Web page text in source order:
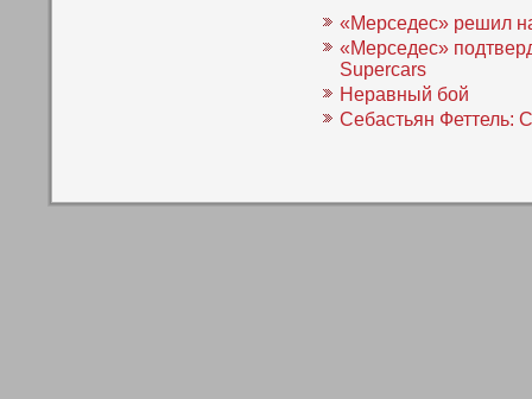
«Мерседес» решил
«Мерседес»
Supercars
Неравный бой
Себастьян Феттель: